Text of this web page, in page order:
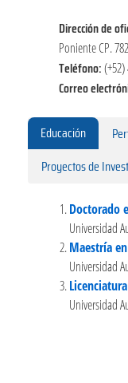
Dirección de
Poniente CP.
Teléfono:(+52)
Correo
Educación
Proyectos de
Doctorado
Universidad
Maestría
Universidad
Universidad